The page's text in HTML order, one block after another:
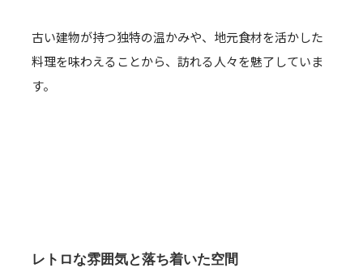
古い建物が持つ独特の温かみや、地元食材を活かした
料理を味わえることから、訪れる人々を魅了していま
す。
レトロな雰囲気と落ち着いた空間